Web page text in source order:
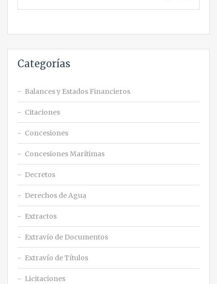
Categorías
Balances y Estados Financieros
Citaciones
Concesiones
Concesiones Marítimas
Decretos
Derechos de Agua
Extractos
Extravío de Documentos
Extravío de Títulos
Licitaciones